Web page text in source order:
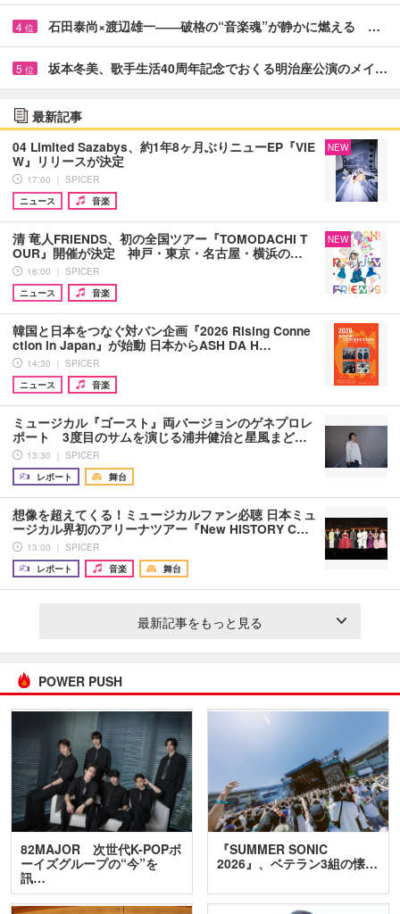
4 位 石田泰尚×渡辺雄一――破格の“音楽魂”が静かに燃える …
5 位 坂本冬美、歌手生活40周年記念でおくる明治座公演のメイ…
最新記事
04 Limited Sazabys、約1年8ヶ月ぶりニューEP『VIE
W』リリースが決定
17:00 ｜ SPICER
ニュース
音楽
NEW
清 竜人FRIENDS、初の全国ツアー『TOMODACHI T
OUR』開催が決定 神戸・東京・名古屋・横浜の…
16:00 ｜ SPICER
ニュース
音楽
NEW
韓国と日本をつなぐ対バン企画『2026 Rising Conne
ction in Japan』が始動 日本からASH DA H…
14:30 ｜ SPICER
ニュース
音楽
ミュージカル『ゴースト』両バージョンのゲネプロレ
ポート 3度目のサムを演じる浦井健治と星風まど…
13:30 ｜ SPICER
レポート
舞台
想像を超えてくる！ミュージカルファン必聴 日本ミュ
ージカル界初のアリーナツアー『New HISTORY C…
13:00 ｜ SPICER
レポート
音楽 舞台
最新記事をもっと見る
POWER PUSH
82MAJOR 次世代K-POPボ
ーイズグループの“今”を
訊…
『SUMMER SONIC
2026』、ベテラン3組の懐…